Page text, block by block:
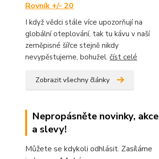
Rovník +/- 20
I když vědci stále více upozorňují na
globální oteplování, tak tu kávu v naší
zeměpisné šířce stejně nikdy
nevypěstujeme, bohužel. číst celé
Zobrazit všechny články
Nepropásněte novinky, akce
a slevy!
Můžete se kdykoli odhlásit. Zasíláme